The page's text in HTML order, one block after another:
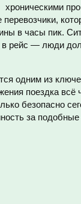
хроническими
в часы пик.
рейс — люди
одним из
поездка всё
безопасно
за